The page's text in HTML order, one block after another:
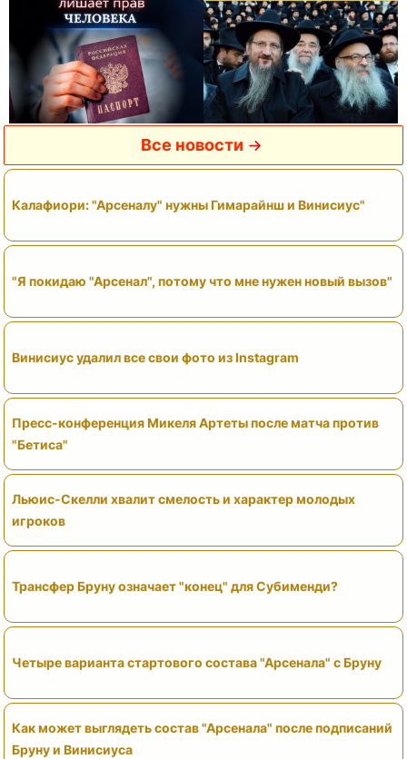
Все новости
Калафиори: "Арсеналу" нужны Гимарайнш и Винисиус"
"Я покидаю "Арсенал", потому что мне нужен новый вызов"
Винисиус удалил все свои фото из Instagram
Пресс-конференция Микеля Артеты после матча против
"Бетиса"
Льюис-Скелли хвалит смелость и характер молодых
игроков
Трансфер Бруну означает "конец" для Субименди?
Четыре варианта стартового состава "Арсенала" с Бруну
Как может выглядеть состав "Арсенала" после подписаний
Бруну и Винисиуса